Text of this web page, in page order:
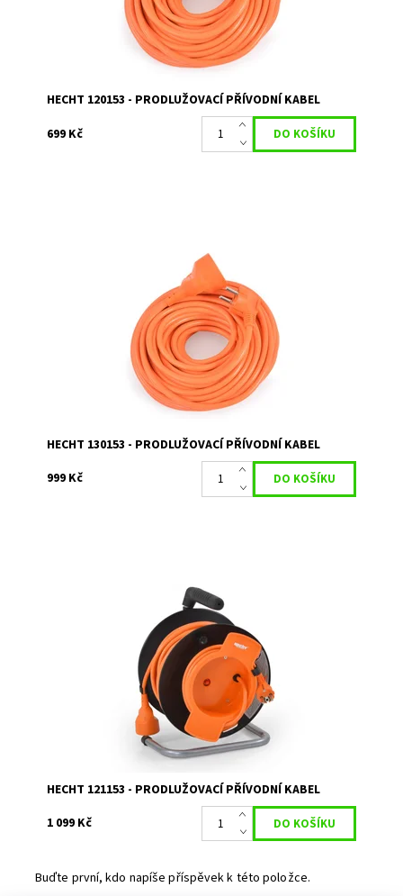
HECHT 120153 - PRODLUŽOVACÍ PŘÍVODNÍ KABEL
699 Kč
Prodlužovací kabel 30 m. Průřez vodiče 3 x 1,5 mm
Skladem 1
1756
HECHT
2 roky
HECHT 130153 - PRODLUŽOVACÍ PŘÍVODNÍ KABEL
999 Kč
Prodlužovací kabel na cívce 20 m. Průřez vodiče 3 x 1,5
Momentálně nedostupné
1762
HECHT
2 roky
HECHT 121153 - PRODLUŽOVACÍ PŘÍVODNÍ KABEL
1 099 Kč
Buďte první, kdo napíše příspěvek k této položce.